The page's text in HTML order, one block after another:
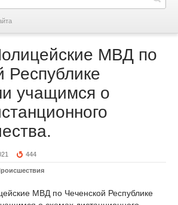
МВД по
Республике
учащимся о
444